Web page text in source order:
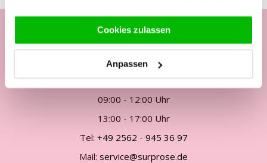
Cookies zulassen
Anpassen
Telefonisch Mo. - Fr. von
09:00 - 12:00 Uhr
13:00 - 17:00 Uhr
Tel: +49 2562 - 945 36 97
Mail: service@surprose.de